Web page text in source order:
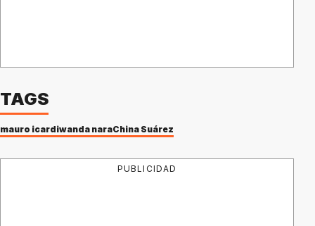
TAGS
mauro icardiwanda naraChina Suárez
PUBLICIDAD